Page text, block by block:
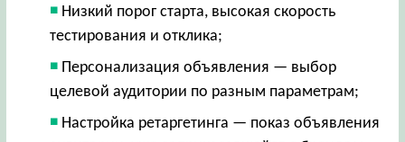
Низкий порог старта, высокая скорость
тестирования и отклика;
Персонализация объявления — выбор
целевой аудитории по разным параметрам;
Настройка ретаргетинга — показ объявления